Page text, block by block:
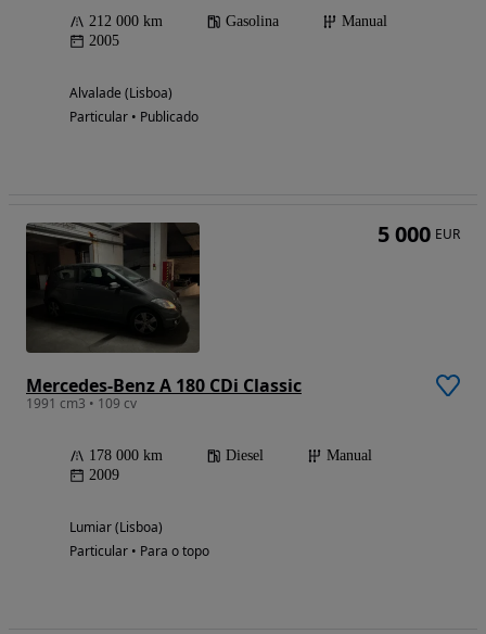
212 000 km Gasolina
Manual
2005
Alvalade (Lisboa)
Particular • Publicado
Mercedes-Benz A 180 CDi Classic
1991 cm3 • 109 cv
178 000 km Diesel
Manual
2009
Lumiar (Lisboa)
Particular • Para o topo
5 000 EUR